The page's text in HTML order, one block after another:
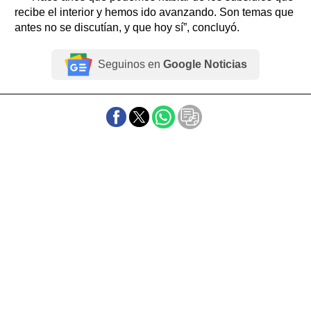
recibe el interior y hemos ido avanzando. Son temas que
antes no se discutían, y que hoy sí”, concluyó.
Seguinos en Google Noticias